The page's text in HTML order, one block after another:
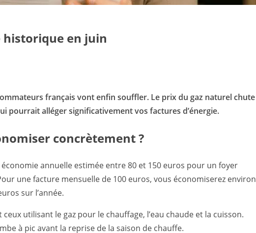
historique en juin
français vont enfin souffler. Le prix du gaz naturel chute
pourrait alléger significativement vos factures d’énergie.
concrètement ?
annuelle estimée entre 80 et 150 euros pour un foyer
une facture mensuelle de 100 euros, vous économiserez environ
sur l’année.
utilisant le gaz pour le chauffage, l’eau chaude et la cuisson.
à pic avant la reprise de la saison de chauffe.